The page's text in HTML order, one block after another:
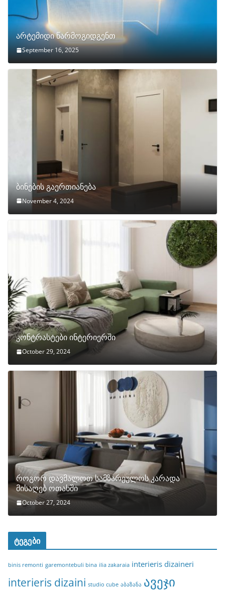
არტემიდი წარმოგიდგენთ
September 16, 2025
ბინების გაერთიანება
November 4, 2024
კონტრასტები ინტერიერში
October 29, 2024
როგორ დავმალოთ სამზარეულოს კარადა
მისაღებ ოთახში
October 27, 2024
ტეგები
binis remonti garemontebuli bina ilia zakaraia interieris dizaineri
interieris dizaini studio cube აბაზანა ავეჯი